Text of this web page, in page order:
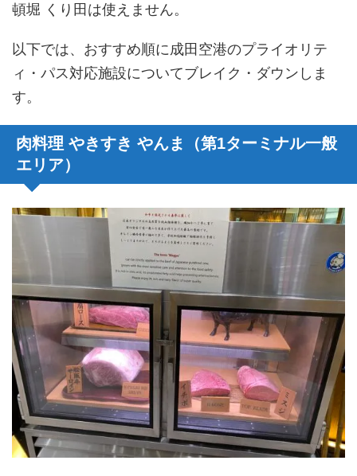
頓堀 くり田は使えません。
以下では、おすすめ順に成田空港のプライオリテ
ィ・パス対応施設についてブレイク・ダウンしま
す。
肉料理 やきすき やんま（第1ターミナル一般
エリア）